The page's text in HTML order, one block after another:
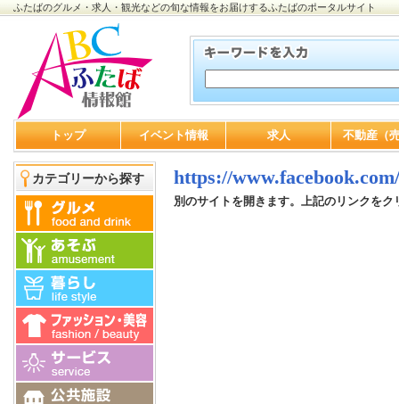
ふたばのグルメ・求人・観光などの旬な情報をお届けするふたばのポータルサイト
トップ イベント情報 求人 不動産（
カテゴリーから探す https://
別のサイトを開きます。上記のリンクをク